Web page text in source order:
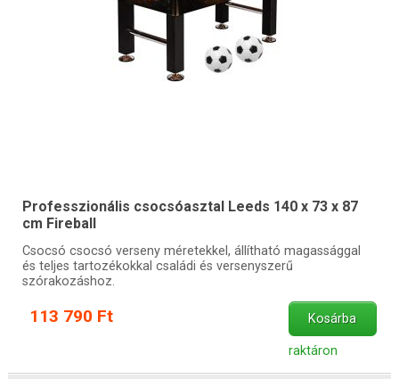
Professzionális csocsóasztal Leeds 140 x 73 x 87
cm Fireball
Csocsó csocsó verseny méretekkel, állítható magassággal
és teljes tartozékokkal családi és versenyszerű
szórakozáshoz.
113 790 Ft Kosárba
raktáron